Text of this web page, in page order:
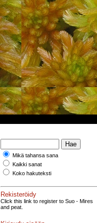
Mikä tahansa sana
Kaikki sanat
Koko hakuteksti
Rekisteröidy
Click this link to register to Suo - Mires
and peat.